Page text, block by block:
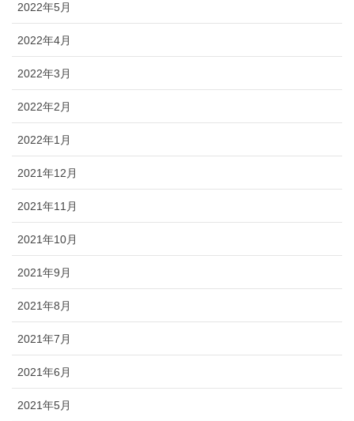
2022年5月
2022年4月
2022年3月
2022年2月
2022年1月
2021年12月
2021年11月
2021年10月
2021年9月
2021年8月
2021年7月
2021年6月
2021年5月